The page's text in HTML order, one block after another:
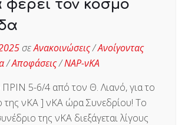
τον κόσμο
σεΑνακοινώσεις/Ανοίγοντας
/Αποφάσεις/ΝΑΡ-νΚΑ
5-6/4 από τον Θ. Λιανό, για το
της νΚΑ ] νΚΑ ώρα Συνεδρίου! Το
της νΚΑ διεξάγεται λίγους